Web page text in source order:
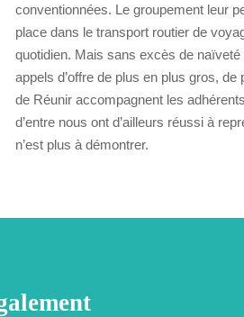
conventionnées. Le groupement leur
place dans le transport routier de
quotidien. Mais sans excès de
appels d’offre de plus en plus gros,
de Réunir accompagnent les
d’entre nous ont d’ailleurs réussi à
n’est plus à démontrer.